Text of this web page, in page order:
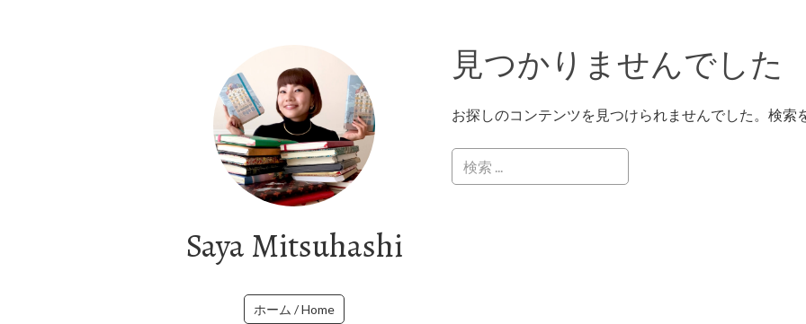
Saya Mitsuhashi
ホーム / Home
見つかりませんでした
お探しのコンテンツを見つけられませんでした。検索